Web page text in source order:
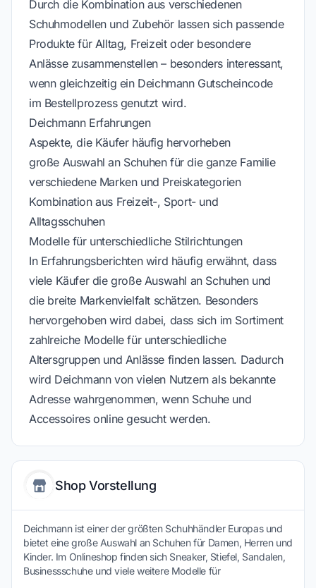
Durch die Kombination aus verschiedenen
Schuhmodellen und Zubehör lassen sich passende
Produkte für Alltag, Freizeit oder besondere
Anlässe zusammenstellen – besonders interessant,
wenn gleichzeitig ein Deichmann Gutscheincode
im Bestellprozess genutzt wird.
Deichmann Erfahrungen
Aspekte, die Käufer häufig hervorheben
große Auswahl an Schuhen für die ganze Familie
verschiedene Marken und Preiskategorien
Kombination aus Freizeit-, Sport- und
Alltagsschuhen
Modelle für unterschiedliche Stilrichtungen
In Erfahrungsberichten wird häufig erwähnt, dass
viele Käufer die große Auswahl an Schuhen und
die breite Markenvielfalt schätzen. Besonders
hervorgehoben wird dabei, dass sich im Sortiment
zahlreiche Modelle für unterschiedliche
Altersgruppen und Anlässe finden lassen. Dadurch
wird Deichmann von vielen Nutzern als bekannte
Adresse wahrgenommen, wenn Schuhe und
Accessoires online gesucht werden.
Shop Vorstellung
Deichmann ist einer der größten Schuhhändler Europas und
bietet eine große Auswahl an Schuhen für Damen, Herren und
Kinder. Im Onlineshop finden sich Sneaker, Stiefel, Sandalen,
Businessschuhe und viele weitere Modelle für